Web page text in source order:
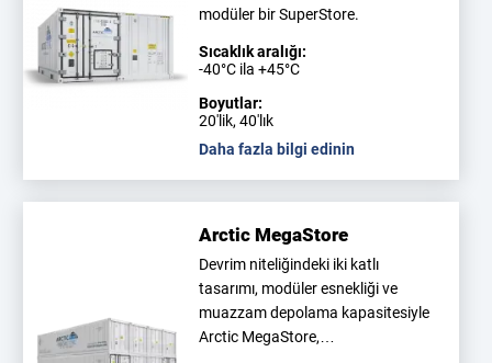
modüler bir SuperStore.
Sıcaklık aralığı:
-40°C ila +45°C
Boyutlar:
20'lik, 40'lık
Daha fazla bilgi edinin
Arctic MegaStore
Devrim niteliğindeki iki katlı
tasarımı, modüler esnekliği ve
muazzam depolama kapasitesiyle
Arctic MegaStore,…